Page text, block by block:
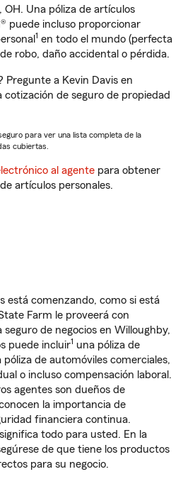
OH. Una póliza de artículos
puede incluso proporcionar
1 en todo el mundo (perfecta
robo, daño accidental o pérdida.
Pregunte a Kevin Davis en
cotización de seguro de propiedad
para ver una lista completa de la
cubiertas.
al agente para obtener
artículos personales.
está comenzando, como si está
Farm le proveerá con
de negocios en Willoughby,
puede incluir1 una póliza de
de automóviles comerciales,
o incluso compensación laboral.
agentes son dueños de
la importancia de
financiera continua.
todo para usted. En la
de que tiene los productos
para su negocio.